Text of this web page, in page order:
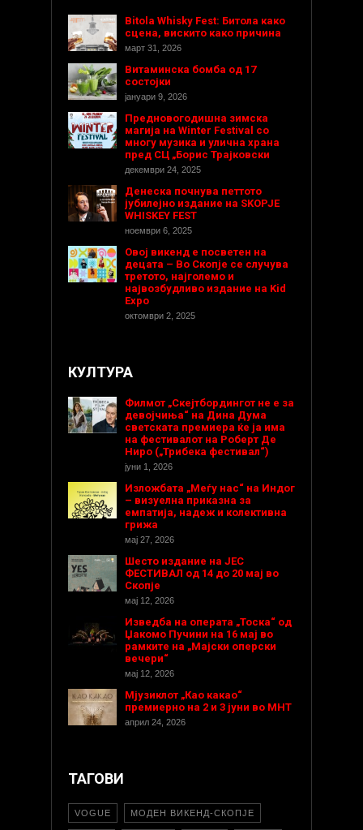
Bitola Whisky Fest: Битола како
сцена, вискито како причина
март 31, 2026
Витаминска бомба од 17
состојки
јануари 9, 2026
Предновогодишнa зимска
магија на Winter Festival со
многу музика и улична храна
пред СЦ „Борис Трајковски
декември 24, 2025
Денеска почнува петтото
јубилејно издание на SKOPJE
WHISKEY FEST
ноември 6, 2025
Овој викенд е посветен на
децата – Во Скопје се случува
третото, најголемо и
највозбудливо издание на Kid
Expo
октомври 2, 2025
КУЛТУРА
Филмот „Скејтбордингот не е за
девојчиња“ на Дина Дума
светската премиера ќе ја има
на фестивалот на Роберт Де
Ниро („Трибека фестивал“)
јуни 1, 2026
Изложбата „Меѓу нас“ на Индог
– визуелна приказна за
емпатија, надеж и колективна
грижа
мај 27, 2026
Шесто издание на ЈЕС
ФЕСТИВАЛ од 14 до 20 мај во
Скопје
мај 12, 2026
Изведба на операта „Тоска“ од
Џакомо Пучини на 16 мај во
рамките на „Мајски оперски
вечери“
мај 12, 2026
Мјузиклот „Као какао“
премиерно на 2 и 3 јуни во МНТ
април 24, 2026
ТАГОВИ
VOGUE МОДЕН ВИКЕНД-СКОПЈЕ